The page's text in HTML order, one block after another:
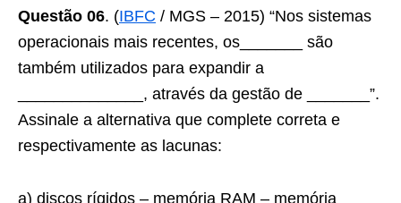
Questão 06. (IBFC / MGS – 2015) “Nos sistemas
operacionais mais recentes, os_______ são
também utilizados para expandir a
______________, através da gestão de _______”.
Assinale a alternativa que complete correta e
respectivamente as lacunas:
a) discos rígidos – memória RAM – memória